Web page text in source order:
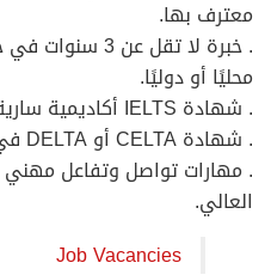
معترف بها.
. خبرة لا تقل
محليًا أو دوليًا.
. شهادة IELTS أكاديمية سارية بمعدل عام لا يقل عن 7.0.
. شهادة CELTA أو DELTA في تدريس اللغة الإنجليزية.
. مهارات تواصل وتفاعل مهني
العالي.
Job Vacancies